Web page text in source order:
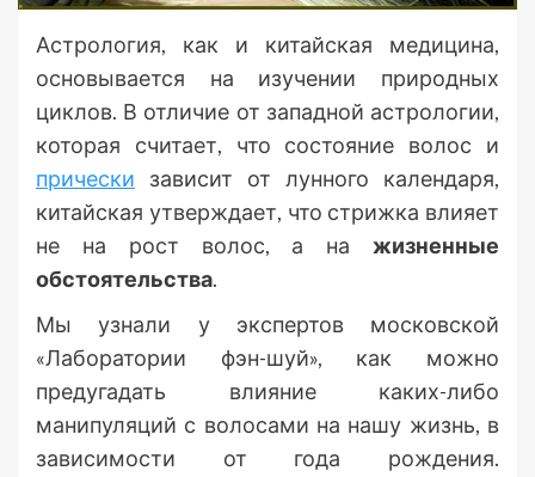
Астрология, как и китайская медицина,
основывается на изучении природных
циклов. В отличие от западной астрологии,
которая считает, что состояние волос и
прически зависит от лунного календаря,
китайская утверждает, что стрижка влияет
не на рост волос, а на жизненные
обстоятельства.
Мы узнали у экспертов московской
«Лаборатории фэн-шуй», как можно
предугадать влияние каких-либо
манипуляций с волосами на нашу жизнь, в
зависимости от года рождения.